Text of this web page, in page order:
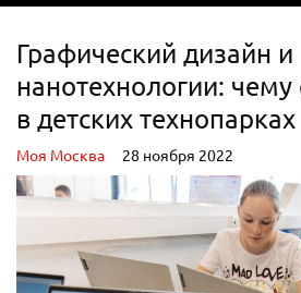
Графический дизайн и
нанотехнологии:
в детских технопарках
Моя Москва 28 ноября 2022